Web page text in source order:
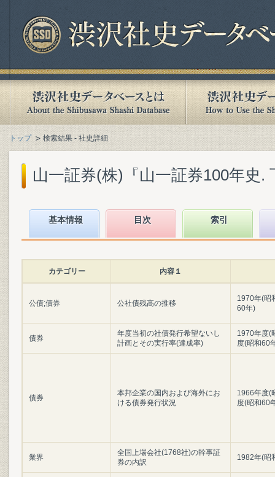
トップ 検索結果 - 社史詳細
山一証券(株)『山一証券100年史.
基本情報 目次 索引
カテゴリー 内容１
公債;債券 公社債残高の推移
1970年(昭
60年)
債券
年度当初の社債発行希望ないし
計画とその実行率(達成率)
1970年度(
度(昭和60
債券
本邦企業の国内および海外にお
ける債券発行状況
1966年度(
度(昭和60
業界
全国上場会社(1768社)の幹事証
券の内訳
1982年(昭